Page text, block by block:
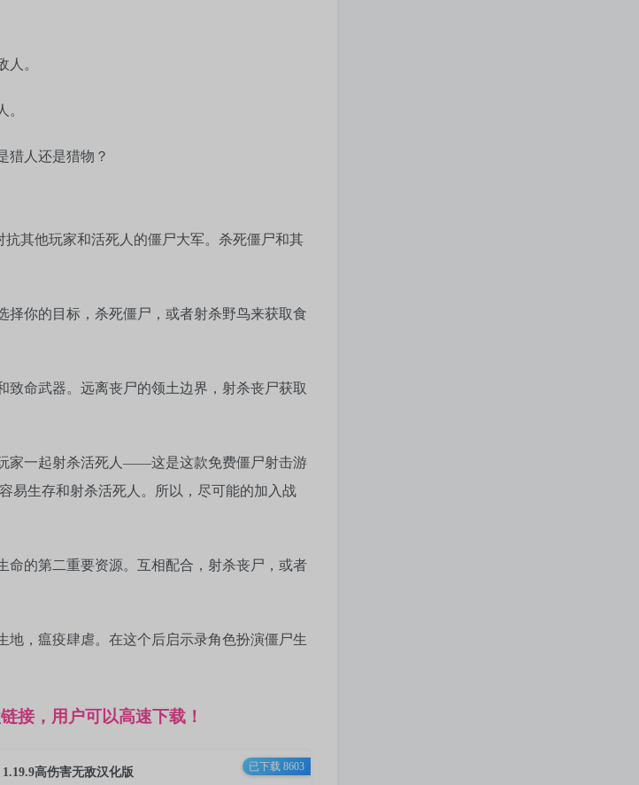
。
猎人还是猎物？
其他玩家和活死人的僵尸大军。杀死僵尸和其
择你的目标，杀死僵尸，或者射杀野鸟来获取食
命武器。远离丧尸的领土边界，射杀丧尸获取
家一起射杀活死人——这是这款免费僵尸射击游
易生存和射杀活死人。所以，尽可能的加入战
命的第二重要资源。互相配合，射杀丧尸，或者
地，瘟疫肆虐。在这个后启示录角色扮演僵尸生
接，用户可以高速下载！
高伤害无敌汉化版 已下载 8603